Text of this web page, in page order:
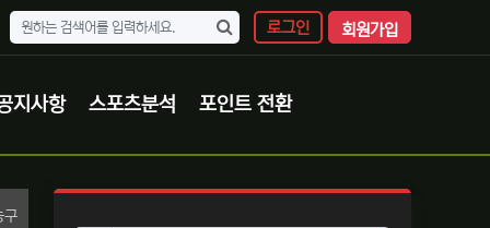
로그인 회원가입
지사항 스포츠분석 포인트 전환
구분류